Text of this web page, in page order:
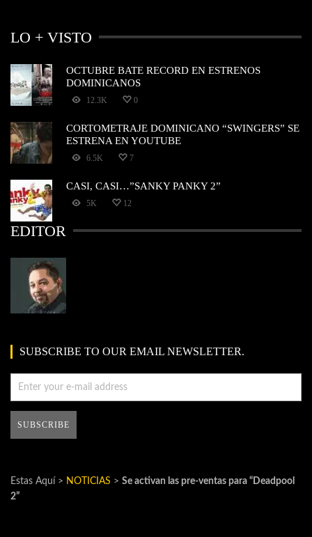
LO + VISTO
OCTUBRE BATE RECORD EN ESTRENOS
DOMINICANOS
12.3K 0
CORTOMETRAJE DOMINICANO “SWINGERS” SE
ESTRENA EN YOUTUBE
6.5K 7
CASI, CASI…”SANKY PANKY 2”
5K 12
EDITOR
SUBSCRIBE TO OUR EMAIL NEWSLETTER.
Estas Aquí > NOTICIAS > Se activan las pre-ventas para “Deadpool
2”